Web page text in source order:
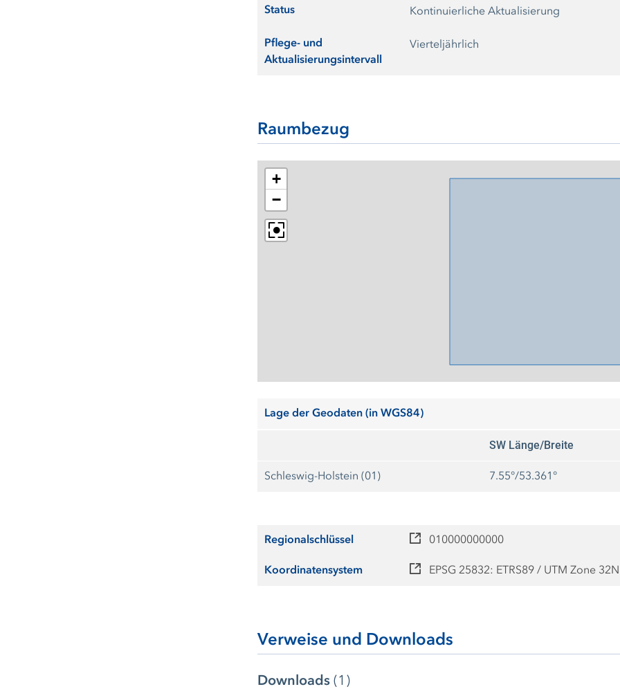
Status Kontinuierliche Aktualisierung
Pflege- und
Aktualisierungsintervall
Vierteljährlich
Raumbezug
+
−
Lage der Geodaten (in WGS84)
SW Länge/Breite
Schleswig-Holstein (01) 7.55°/53.361°
Regionalschlüssel 010000000000
Koordinatensystem EPSG 25832: ETRS89 / UTM Zone 32N
Verweise und Downloads
Downloads (1)